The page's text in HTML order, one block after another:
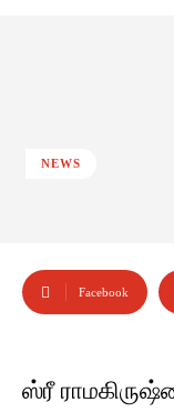
NEWS
Facebook
ஸ்ரீ